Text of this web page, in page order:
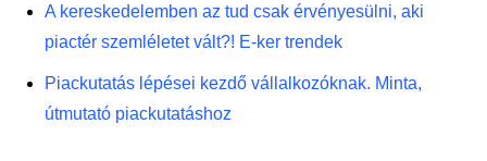
A kereskedelemben az tud csak érvényesülni, aki
piactér szemléletet vált?! E-ker trendek
Piackutatás lépései kezdő vállalkozóknak. Minta,
útmutató piackutatáshoz